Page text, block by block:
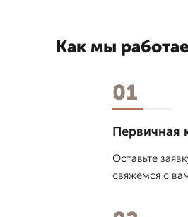
Как мы
01
Первичная
Оставьте
свяжемся с